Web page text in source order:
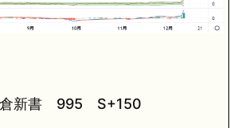
新書 995 S+150